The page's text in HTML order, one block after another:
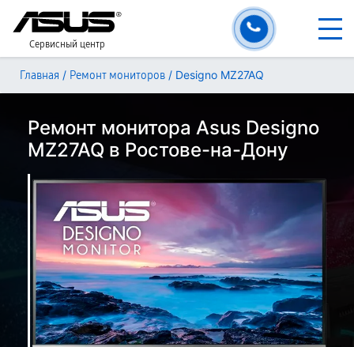
Сервисный центр
Главная / Ремонт мониторов / Designo MZ27AQ
Ремонт монитора Asus Designo
MZ27AQ в Ростове-на-Дону